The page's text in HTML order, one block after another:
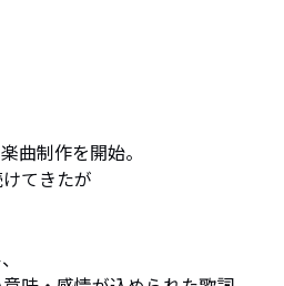
曲制作を開始。
てきたが